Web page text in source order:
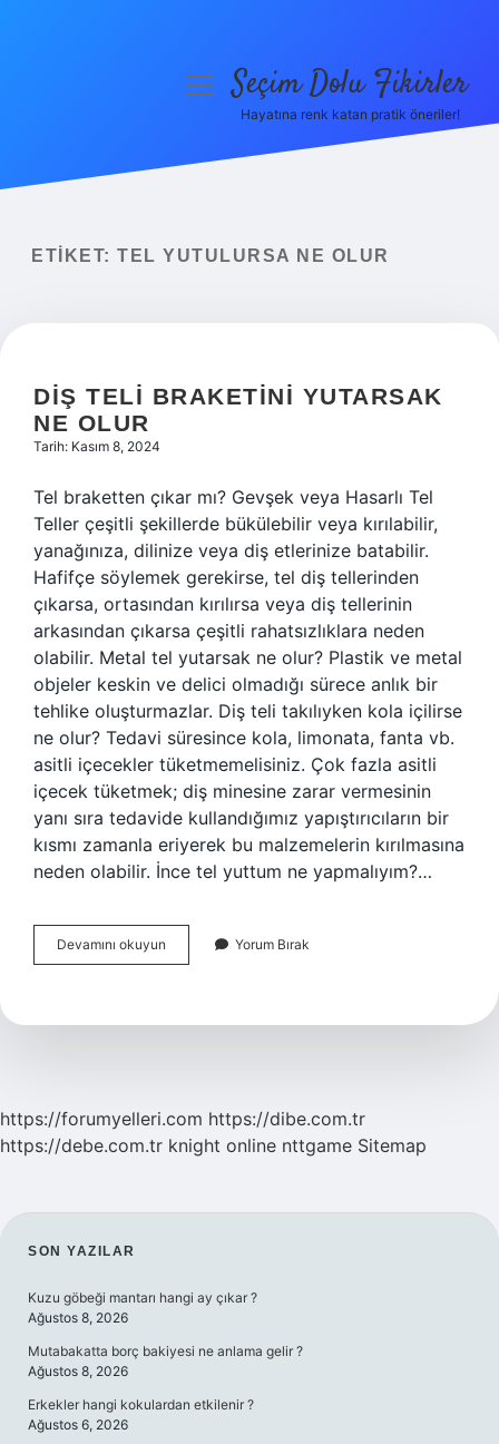
Yasal Uyarı
menüyüSeçim Dolu Fikirler
Hayatına renk katan pratik öneriler!
ETIKET: TEL YUTULURSA NE OLUR
DIŞ TELI BRAKETINI YUTARSAK
NE OLUR
Tarih: Kasım 8, 2024
Tel braketten çıkar mı? Gevşek veya Hasarlı Tel
Teller çeşitli şekillerde bükülebilir veya kırılabilir,
yanağınıza, dilinize veya diş etlerinize batabilir.
Hafifçe söylemek gerekirse, tel diş tellerinden
çıkarsa, ortasından kırılırsa veya diş tellerinin
arkasından çıkarsa çeşitli rahatsızlıklara neden
olabilir. Metal tel yutarsak ne olur? Plastik ve metal
objeler keskin ve delici olmadığı sürece anlık bir
tehlike oluşturmazlar. Diş teli takılıyken kola içilirse
ne olur? Tedavi süresince kola, limonata, fanta vb.
asitli içecekler tüketmemelisiniz. Çok fazla asitli
içecek tüketmek; diş minesine zarar vermesinin
yanı sıra tedavide kullandığımız yapıştırıcıların bir
kısmı zamanla eriyerek bu malzemelerin kırılmasına
neden olabilir. İnce tel yuttum ne yapmalıyım?…
Devamını okuyun
Teli
Ne
Yorum Bırak
https://forumyelleri.com https://dibe.com.tr
https://debe.com.tr knight online nttgame Sitemap
SIDEBAR
SON YAZILAR
Kuzu göbeği mantarı hangi ay çıkar ?
Ağustos 8, 2026
Mutabakatta borç bakiyesi ne anlama gelir ?
Ağustos 8, 2026
Erkekler hangi kokulardan etkilenir ?
Ağustos 6, 2026